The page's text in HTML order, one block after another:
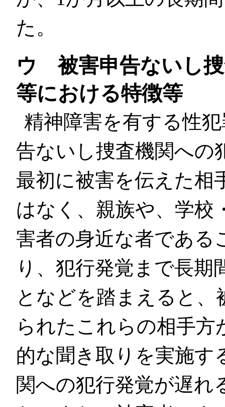
た。
ウ 被害申告ないし
等における特徴等
精神障害を有する性
告ないし捜査機関への
最初に被害を伝えた相
はなく、親族や、学校
害者の身近な者である
り、犯行発覚まで長
となどを踏まえると
られたこれらの相手
的な聞き取りを実施す
関への犯行発覚が遅れ